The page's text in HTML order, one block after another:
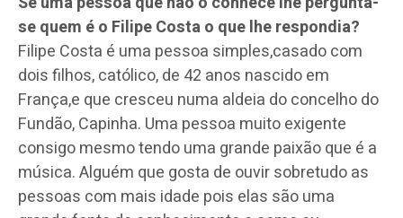
se quem é o Filipe Costa o que lhe respondia?
Filipe Costa é uma pessoa simples,casado com
dois filhos, católico, de 42 anos nascido em
França,e que cresceu numa aldeia do concelho do
Fundão, Capinha. Uma pessoa muito exigente
consigo mesmo tendo uma grande paixão que é a
música. Alguém que gosta de ouvir sobretudo as
pessoas com mais idade pois elas são uma